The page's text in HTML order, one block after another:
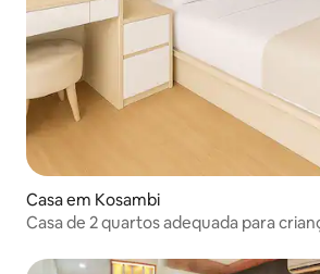
Casa em Kosambi
Casa de 2 quartos adequada para